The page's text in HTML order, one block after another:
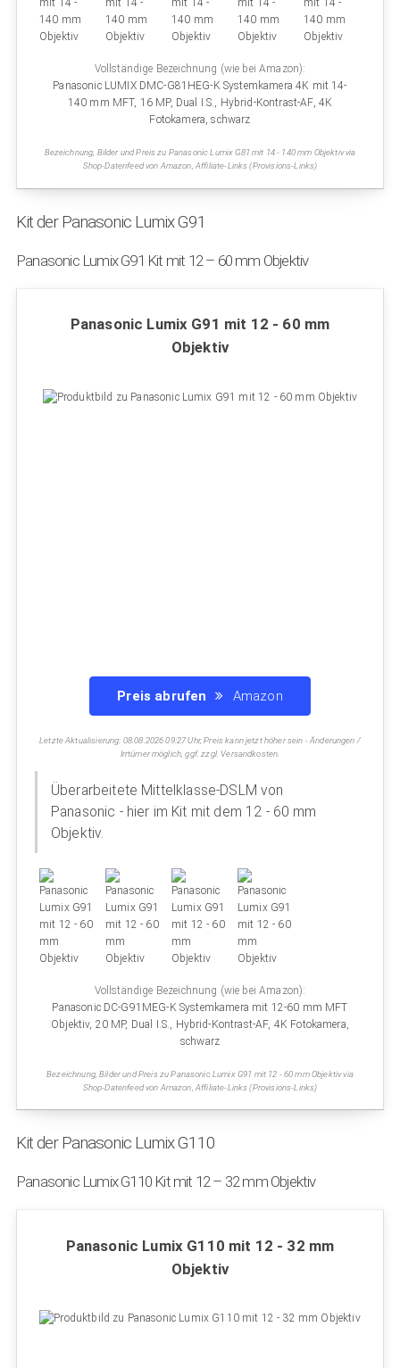
Vollständige Bezeichnung (wie bei Amazon):
Panasonic LUMIX DMC-G81HEG-K Systemkamera 4K mit 14-
140 mm MFT, 16 MP, Dual I.S., Hybrid-Kontrast-AF, 4K
Fotokamera, schwarz
Bezeichnung, Bilder und Preis zu Panasonic Lumix G81 mit 14 - 140 mm Objektiv via
Shop-Datenfeed von Amazon, Affiliate-Links (Provisions-Links)
Kit der Panasonic Lumix G91
Panasonic Lumix G91 Kit mit 12 – 60 mm Objektiv
Panasonic Lumix G91 mit 12 - 60 mm
Objektiv
Preis abrufen Amazon
Letzte Aktualisierung: 08.08.2026 09:27 Uhr, Preis kann jetzt höher sein - Änderungen /
Irrtümer möglich, ggf. zzgl. Versandkosten.
Überarbeitete Mittelklasse-DSLM von
Panasonic - hier im Kit mit dem 12 - 60 mm
Objektiv.
Vollständige Bezeichnung (wie bei Amazon):
Panasonic DC-G91MEG-K Systemkamera mit 12-60 mm MFT
Objektiv, 20 MP, Dual I.S., Hybrid-Kontrast-AF, 4K Fotokamera,
schwarz
Bezeichnung, Bilder und Preis zu Panasonic Lumix G91 mit 12 - 60 mm Objektiv via
Shop-Datenfeed von Amazon, Affiliate-Links (Provisions-Links)
Kit der Panasonic Lumix G110
Panasonic Lumix G110 Kit mit 12 – 32 mm Objektiv
Panasonic Lumix G110 mit 12 - 32 mm
Objektiv